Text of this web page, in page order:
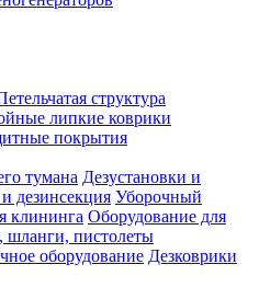
структура
липкие коврики
покрытия
тумана Дезустановки и
дезинсекция Уборочный
клининга Оборудование для
шланги, пистолеты
оборудование Дезковрики